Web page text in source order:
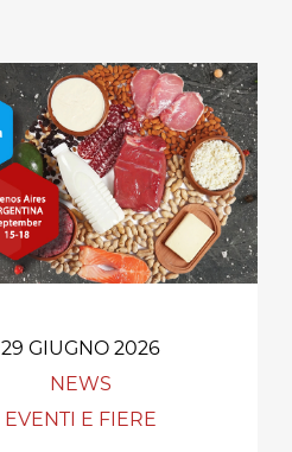
Essiccatoi per feltri
e altri non tessuti
Altre applicazioni
tessili-tecniche
29 GIUGNO 2026
NEWS
EVENTI E FIERE